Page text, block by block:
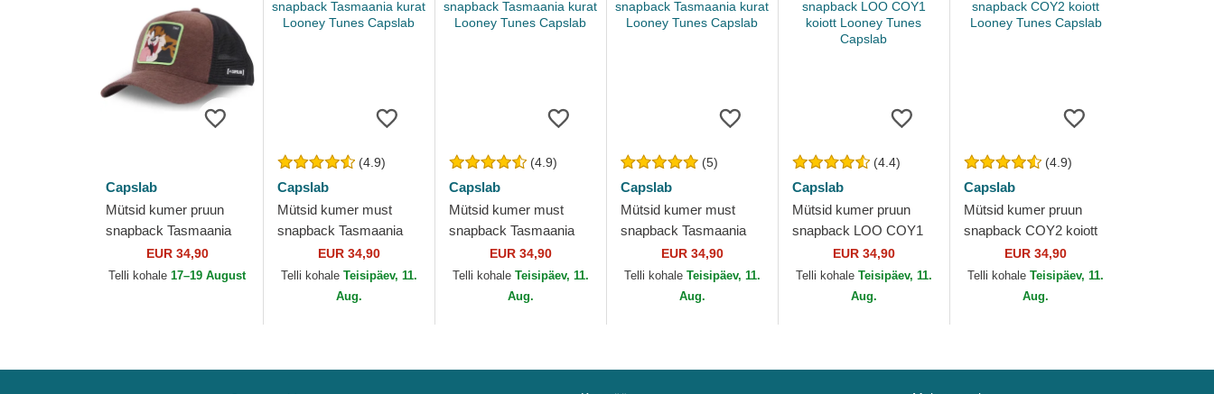
Capslab
Mütsid kumer pruun
snapback Tasmaania
kurat Looney Tunes
Capslab
EUR 34,90
Telli kohale17–19 August
(4.9)
Capslab
Mütsid kumer must
snapback Tasmaania
kurat Looney Tunes
Capslab
EUR 34,90
Telli kohale Teisipäev, 11.
Aug.
(4.9)
Capslab
Mütsid kumer must
snapback Tasmaania
kurat Looney Tunes
Capslab
EUR 34,90
Telli kohale Teisipäev, 11.
Aug.
(5)
Capslab
Mütsid kumer must
snapback Tasmaania
kurat Looney Tunes
Capslab
EUR 34,90
Telli kohale Teisipäev, 11.
Aug.
(4.4)
Capslab
Mütsid kumer pruun
snapback LOO COY1
koiott Looney Tunes
Capslab
EUR 34,90
Telli kohale Teisipäev, 11.
Aug.
(4.9)
Capslab
Mütsid kumer pruun
snapback COY2 koiott
Looney Tunes Capslab
EUR 34,90
Telli kohaleTeisipäev, 11.
Aug.